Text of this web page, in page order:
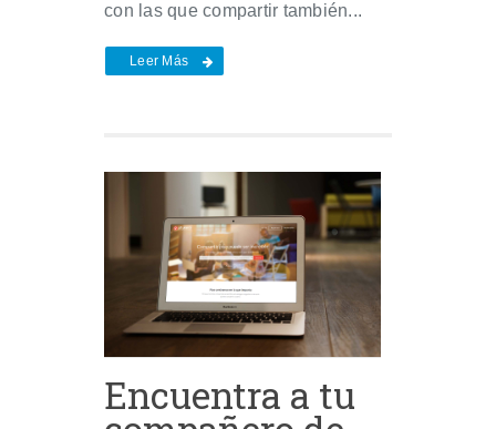
con las que compartir también...
Leer Más
Encuentra a tu